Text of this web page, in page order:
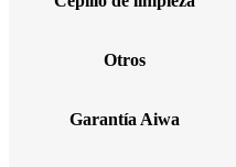
Otros
Garantía Aiwa